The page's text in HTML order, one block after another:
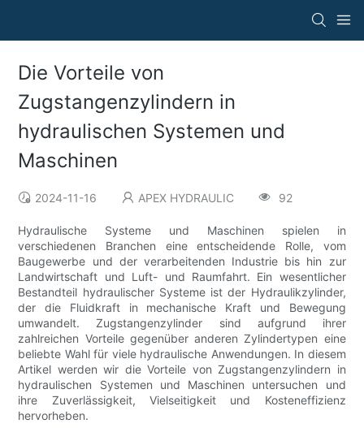
Die Vorteile von
Zugstangenzylindern in
hydraulischen Systemen und
Maschinen
2024-11-16 APEX HYDRAULIC 92
Hydraulische Systeme und Maschinen spielen in
verschiedenen Branchen eine entscheidende Rolle, vom
Baugewerbe und der verarbeitenden Industrie bis hin zur
Landwirtschaft und Luft- und Raumfahrt. Ein wesentlicher
Bestandteil hydraulischer Systeme ist der Hydraulikzylinder,
der die Fluidkraft in mechanische Kraft und Bewegung
umwandelt. Zugstangenzylinder sind aufgrund ihrer
zahlreichen Vorteile gegenüber anderen Zylindertypen eine
beliebte Wahl für viele hydraulische Anwendungen. In diesem
Artikel werden wir die Vorteile von Zugstangenzylindern in
hydraulischen Systemen und Maschinen untersuchen und
ihre Zuverlässigkeit, Vielseitigkeit und Kosteneffizienz
hervorheben.